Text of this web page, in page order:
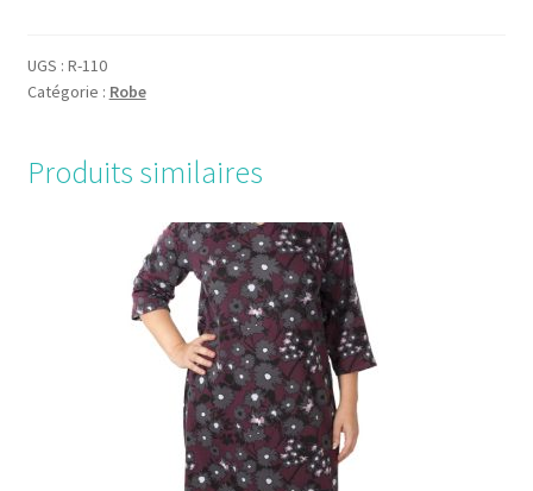
col
doublé
UGS : R-110
Catégorie : Robe
Produits similaires